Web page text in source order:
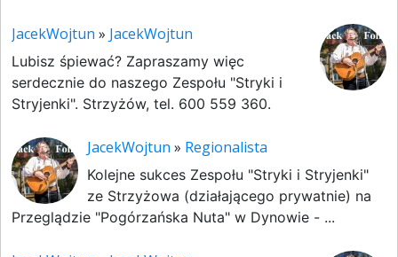
JacekWojtun » JacekWojtun
Lubisz śpiewać? Zapraszamy więc
serdecznie do naszego Zespołu "Stryki i
Stryjenki". Strzyżów, tel. 600 559 360.
JacekWojtun » Regionalista
Kolejne sukces Zespołu "Stryki i Stryjenki"
ze Strzyżowa (działającego prywatnie) na
Przeglądzie "Pogórzańska Nuta" w Dynowie - ...